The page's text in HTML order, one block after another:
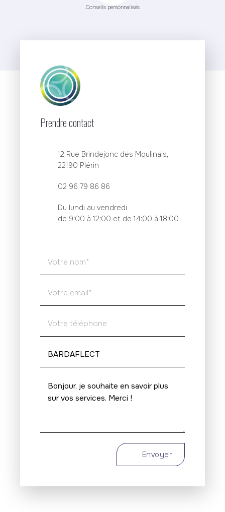
Conseils personnalisés
Envoyer
Prendre contact
12 Rue Brindejonc des Moulinais,
22190 Plérin
02 96 79 86 86
Du lundi au vendredi
de 9:00 à 12:00 et de 14:00 à 18:00